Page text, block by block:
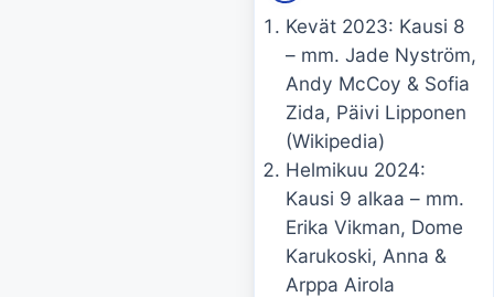
Kevät 2023: Kausi 8
– mm. Jade Nyström,
Andy McCoy & Sofia
Zida, Päivi Lipponen
(Wikipedia)
Helmikuu 2024:
Kausi 9 alkaa – mm.
Erika Vikman, Dome
Karukoski, Anna &
Arppa Airola